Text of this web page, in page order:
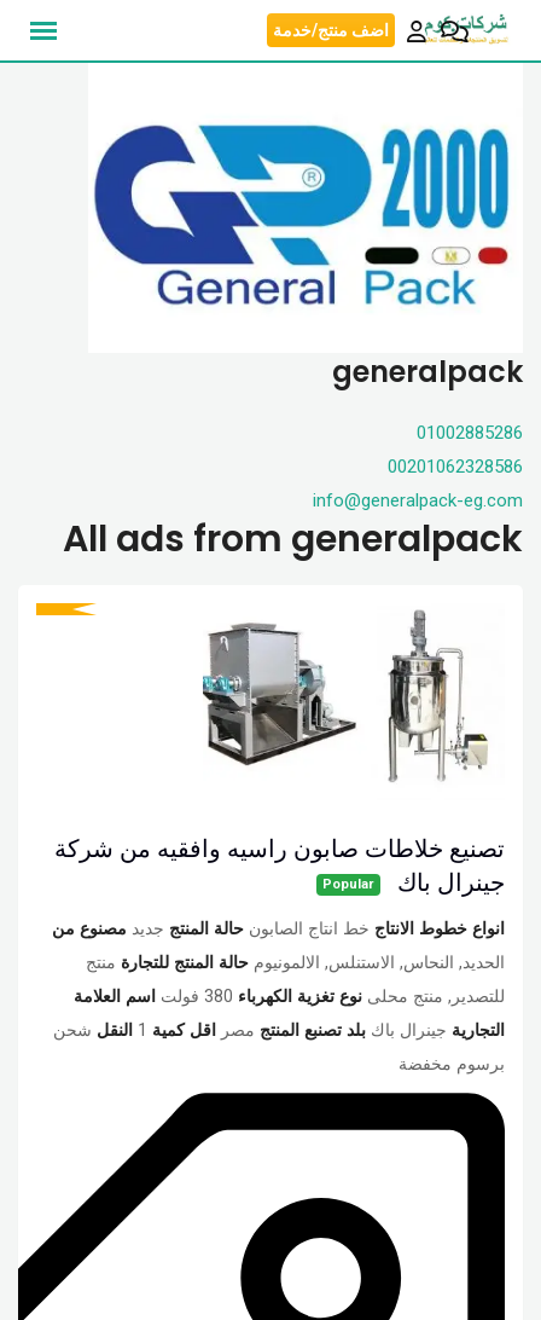
انتقل
اضف منتج/خدمة
generalpack
01002885286
00201062328586
info@generalpack-eg.com
All ads from generalpack
تصنيع خلاطات صابون راسيه وافقيه من شركة
جينرال باك
Popular
انواع خطوط الانتاج خط انتاج الصابون حالة المنتج جديد مصنوع من
الحديد, النحاس, الاستنلس, الالمونيوم حالة المنتج للتجارة منتج
للتصدير, منتج محلى نوع تغزية الكهرباء 380 فولت
اسم العلامة
التجارية جينرال باك بلد تصنبع المنتج مصر اقل كمية 1 النقل شحن
برسوم مخفضة